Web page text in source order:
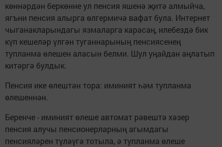
көннәрдән беркөнне ул пенсия яшенә җитә алмыйча,
ягъни пенсия алырга өлгермичә вафат була. Интернет
чыганакларындагы язмаларга карасаң, илебездә бик
күп кешеләр үлгән туганнарының пенсиясенең
тупланма өлешен аласын белми. Шул уңайдан аңлатып
китәргә булдык.
Пенсия ике өлештән тора: иминият һәм тупланма
өлешеннән.
Беренче - иминият өлеше автомат рәвештә хәзер
пенсия алучы пенсионерларның агымдагы
пенсияләрен түләүгә тотыла, ә тупланма өлеше